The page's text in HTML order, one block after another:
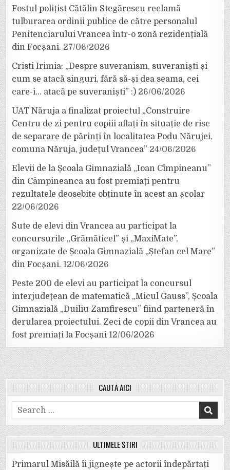
Fostul polițist Cătălin Stegărescu reclamă
tulburarea ordinii publice de către personalul
Penitenciarului Vrancea într-o zonă rezidențială
din Focșani. 27/06/2026
Cristi Irimia: „Despre suveranism, suveraniști și
cum se atacă singuri, fără să-și dea seama, cei
care-i… atacă pe suveraniști” :) 26/06/2026
UAT Năruja a finalizat proiectul „Construire
Centru de zi pentru copiii aflați în situație de risc
de separare de părinți în localitatea Podu Nărujei,
comuna Năruja, județul Vrancea” 24/06/2026
Elevii de la Școala Gimnazială „Ioan Cîmpineanu”
din Câmpineanca au fost premiați pentru
rezultatele deosebite obținute în acest an școlar
22/06/2026
Sute de elevi din Vrancea au participat la
concursurile „Grămăticel” și „MaxiMate”,
organizate de Școala Gimnazială „Ștefan cel Mare”
din Focșani. 12/06/2026
Peste 200 de elevi au participat la concursul
interjudețean de matematică „Micul Gauss”, Școala
Gimnazială „Duiliu Zamfirescu” fiind parteneră în
derularea proiectului. Zeci de copii din Vrancea au
fost premiați la Focșani 12/06/2026
CAUTĂ AICI
Search
for:
ULTIMELE ȘTIRI
Primarul Misăilă îi jignește pe actorii îndepărtați